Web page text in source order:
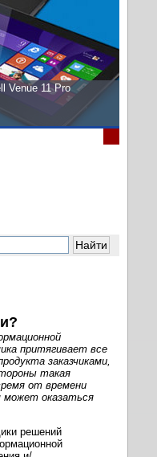
Venue 11 Pro
притягивает все
заказчиками,
такая
от времени
может оказаться
решений